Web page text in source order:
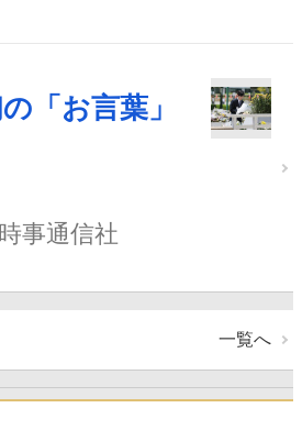
「お言葉」
時事通信社
一覧へ